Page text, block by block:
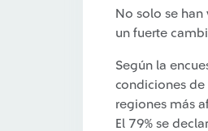
No solo se
un fuerte
Según la
condiciones de
regiones más
El 79% se